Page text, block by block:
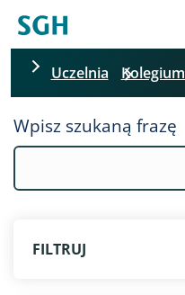
Uczelnia
Wpisz szukaną frazę
FILTRUJ